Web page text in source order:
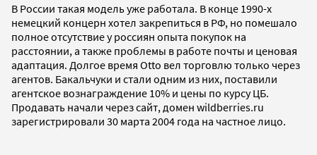
В России такая модель уже работала. В конце 1990-х
немецкий концерн хотел закрепиться в РФ, но помешало
полное отсутствие у россиян опыта покупок на
расстоянии, а также проблемы в работе почты и ценовая
адаптация. Долгое время Otto вел торговлю только через
агентов. Бакальчуки и стали одним из них, поставили
агентское вознаграждение 10% и цены по курсу ЦБ.
Продавать начали через сайт, домен wildberries.ru
зарегистрировали 30 марта 2004 года на частное лицо.